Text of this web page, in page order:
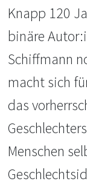
Knapp 120
binäre
Schiffmann
macht sich
das
Menschen